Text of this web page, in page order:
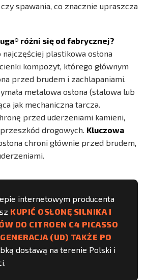
spawania, co znacznie upraszcza
różni się od fabrycznej?
najczęściej plastikowa osłona
kompozyt, którego głównym
przed brudem i zachlapaniami.
metalowa osłona (stalowa lub
jak mechaniczna tarcza.
przed uderzeniami kamieni,
drogowych. Kluczowa
chroni głównie przed brudem,
internetowym producenta
KUPIĆ OSŁONĘ SILNIKA I
DO CITROEN C4 PICASSO
(UD) TAKŻE PO
dostawą na terenie Polski i